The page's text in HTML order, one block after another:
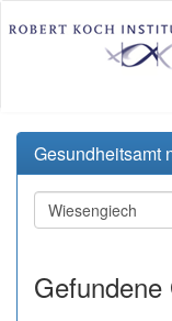
Gesundheitsamt